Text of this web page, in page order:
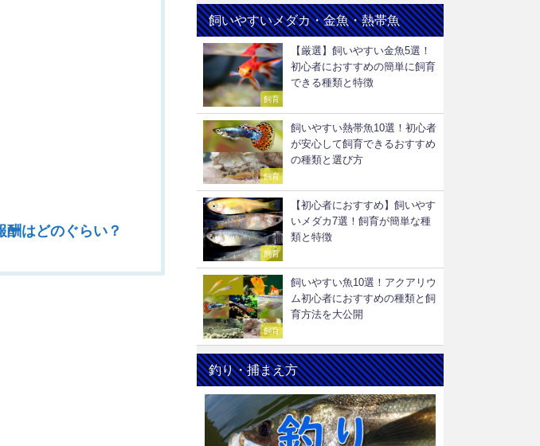
酬はどのぐらい？
飼いやすいメダカ・金魚・熱帯魚
飼育
【厳選】飼いやすい金魚5選！
初心者におすすめの簡単に飼育
できる種類と特徴
飼育
飼いやすい熱帯魚10選！初心者
が安心して飼育できるおすすめ
の種類と選び方
飼育
【初心者におすすめ】飼いやす
いメダカ7選！飼育が簡単な種
類と特徴
飼育
飼いやすい魚10選！アクアリウ
ム初心者におすすめの種類と飼
育方法を大公開
釣り・捕まえ方